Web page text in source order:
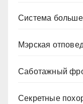
Система
Мэрская
Саботажный
Секретные